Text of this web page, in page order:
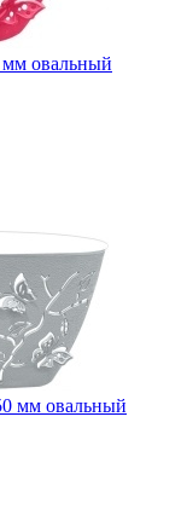
мм овальный
мм овальный